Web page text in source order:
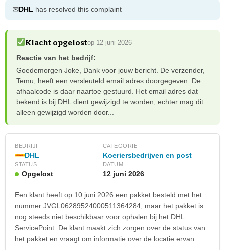
✉DHL has resolved this complaint
Klacht opgelostop 12 juni 2026
Reactie van het bedrijf:
Goedemorgen Joke, Dank voor jouw bericht. De verzender,
Temu, heeft een versleuteld email adres doorgegeven. De
afhaalcode is daar naartoe gestuurd. Het email adres dat
bekend is bij DHL dient gewijzigd te worden, echter mag dit
alleen gewijzigd worden door...
BEDRIJF
DHL
CATEGORIE
Koeriersbedrijven en post
STATUS
Opgelost
DATUM
12 juni 2026
Een klant heeft op 10 juni 2026 een pakket besteld met het
nummer JVGL06289524000511364284, maar het pakket is
nog steeds niet beschikbaar voor ophalen bij het DHL
ServicePoint. De klant maakt zich zorgen over de status van
het pakket en vraagt om informatie over de locatie ervan.